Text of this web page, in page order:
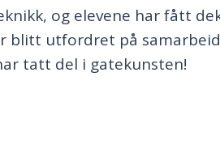
og elevene har fått
blitt utfordret på
tatt del i gatekunsten!